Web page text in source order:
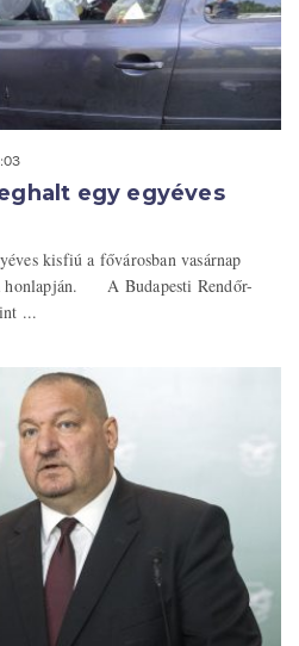
egy egyéves
kisfiú a fővárosban vasárnap
honlapján. A Budapesti Rendőr-
...